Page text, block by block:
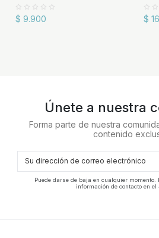
$ 9.900 $
Únete a nuestra
Forma parte de nuestra
contenido
Puede darse de baja en cualquier
información de contacto en el